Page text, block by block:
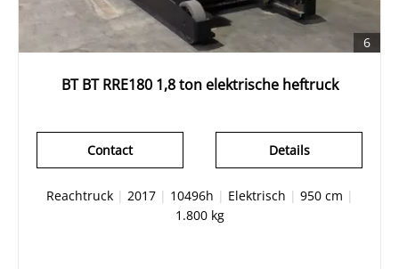
6
BT BT RRE180 1,8 ton elektrische heftruck
Details
Contact
Reachtruck| 2017| 10496h | Elektrisch | 950 cm |
1.800 kg